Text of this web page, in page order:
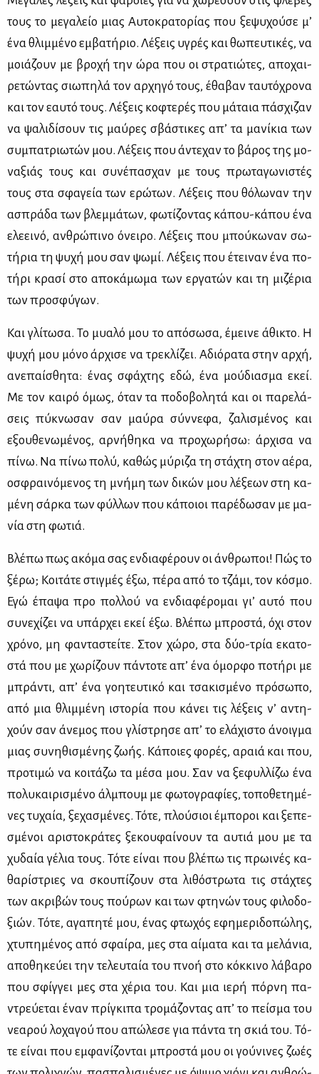
τους το με­γα­λείο μιας Αυ­το­κρα­το­ρί­ας που ξε­ψυ­χού­σε μ’
ένα θλιμ­μέ­νο εμ­βα­τή­ριο. Λέ­ξεις υγρές και θω­πευ­τι­κές, να
μοιά­ζουν με βρο­χή την ώρα που οι στρα­τιώ­τες, απο­χαι­
ρε­τώ­ντας σιω­πη­λά τον αρ­χη­γό τους, έθα­βαν ταυ­τό­χρο­να
και τον εαυ­τό τους. Λέ­ξεις κο­φτε­ρές που μά­ταια πά­σχι­ζαν
να ψα­λι­δί­σουν τις μαύ­ρες σβά­στι­κες απ’ τα μα­νί­κια των
συ­μπα­τριω­τών μου. Λέ­ξεις που άντε­χαν το βά­ρος της μο­
να­ξιάς τους και συ­νέ­πα­σχαν με τους πρω­τα­γω­νι­στές
τους στα σφα­γεία των ερώ­των. Λέ­ξεις που θό­λω­ναν την
ασπρά­δα των βλεμ­μά­των, φω­τί­ζο­ντας κά­που-κά­που ένα
ελε­ει­νό, αν­θρώ­πι­νο όνει­ρο. Λέ­ξεις που μπού­κω­ναν σω­
τή­ρια τη ψυ­χή μου σαν ψω­μί. Λέ­ξεις που έτει­ναν ένα πο­
τή­ρι κρα­σί στο απο­κά­μω­μα των ερ­γα­τών και τη μι­ζέ­ρια
των προ­σφύ­γων.
Και γλί­τω­σα. Το μυα­λό μου το από­σω­σα, έμει­νε άθι­κτο. Η
ψυ­χή μου μό­νο άρ­χι­σε να τρε­κλί­ζει. Αδιό­ρα­τα στην αρ­χή,
ανε­παί­σθη­τα: ένας σφά­χτης εδώ, ένα μού­δια­σμα εκεί.
Με τον και­ρό όμως, όταν τα πο­δο­βο­λη­τά και οι πα­ρε­λά­
σεις πύ­κνω­σαν σαν μαύ­ρα σύν­νε­φα, ζα­λι­σμέ­νος και
εξου­θε­νω­μέ­νος, αρ­νή­θη­κα να προ­χω­ρή­σω: άρ­χι­σα να
πί­νω. Να πί­νω πο­λύ, κα­θώς μύ­ρι­ζα τη στά­χτη στον αέ­ρα,
οσφραι­νό­με­νος τη μνή­μη των δι­κών μου λέ­ξε­ων στη κα­
μέ­νη σάρ­κα των φύλ­λων που κά­ποιοι πα­ρέ­δω­σαν με μα­
νία στη φω­τιά.
Βλέ­πω πως ακό­μα σας εν­δια­φέ­ρουν οι άν­θρω­ποι! Πώς το
ξέ­ρω; Κοι­τά­τε στιγ­μές έξω, πέ­ρα από το τζά­μι, τον κό­σμο.
Εγώ έπα­ψα προ πολ­λού να εν­δια­φέ­ρο­μαι γι’ αυ­τό που
συ­νε­χί­ζει να υπάρ­χει εκεί έξω. Βλέ­πω μπρο­στά, όχι στον
χρό­νο, μη φα­ντα­στεί­τε. Στον χώ­ρο, στα δύο-τρία εκα­το­
στά που με χω­ρί­ζουν πά­ντο­τε απ’ ένα όμορ­φο πο­τή­ρι με
μπρά­ντι, απ’ ένα γοη­τευ­τι­κό και τσα­κι­σμέ­νο πρό­σω­πο,
από μια θλιμ­μέ­νη ιστο­ρία που κά­νει τις λέ­ξεις ν’ αντη­
χούν σαν άνε­μος που γλί­στρη­σε απ’ το ελά­χι­στο άνοιγ­μα
μιας συ­νη­θι­σμέ­νης ζω­ής. Κά­ποιες φο­ρές, αραιά και που,
προ­τι­μώ να κοι­τά­ζω τα μέ­σα μου. Σαν να ξε­φυλ­λί­ζω ένα
πο­λυ­και­ρι­σμέ­νο άλ­μπουμ με φω­το­γρα­φί­ες, το­πο­θε­τη­μέ­
νες τυ­χαία, ξε­χα­σμέ­νες. Τό­τε, πλού­σιοι έμπο­ροι και ξε­πε­
σμέ­νοι αρι­στο­κρά­τες ξε­κου­φαί­νουν τα αυ­τιά μου με τα
χυ­δαία γέ­λια τους. Τό­τε εί­ναι που βλέ­πω τις πρω­ι­νές κα­
θα­ρί­στριες να σκου­πί­ζουν στα λι­θό­στρω­τα τις στά­χτες
των ακρι­βών τους πού­ρων και των φτη­νών τους φι­λο­δο­
ξιών. Τό­τε, αγα­πη­τέ μου, ένας φτω­χός εφη­με­ρι­δο­πώ­λης,
χτυ­πη­μέ­νος από σφαί­ρα, μες στα αί­μα­τα και τα με­λά­νια,
απο­θη­κεύ­ει την τε­λευ­ταία του πνοή στο κόκ­κι­νο λά­βα­ρο
που σφίγ­γει μες στα χέ­ρια του. Και μια ιε­ρή πόρ­νη πα­
ντρεύ­ε­ται έναν πρί­γκι­πα τρο­μά­ζο­ντας απ’ το πεί­σμα του
νε­α­ρού λο­χα­γού που απώ­λε­σε για πά­ντα τη σκιά του. Τό­
τε εί­ναι που εμ­φα­νί­ζο­νται μπρο­στά μου οι γού­νι­νες ζω­ές